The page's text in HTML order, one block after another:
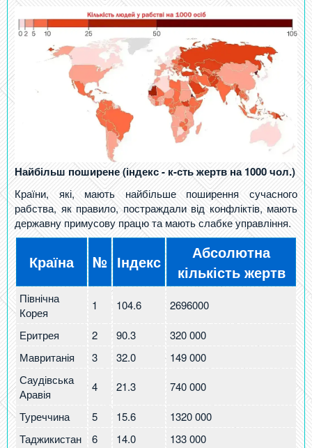
Найбільш поширене (індекс - к-сть жертв на 1000 чол.)
Країни, які, мають найбільше поширення сучасного
рабства, як правило, постраждали від конфліктів, мають
державну примусову працю та мають слабке управління.
Країна № Індекс
Абсолютна
кількість жертв
Північна
Корея
1 104.6 2696000
Еритрея 2 90.3
320 000
Мавританія
3 32.0
149 000
Саудівська
Аравія
4 21.3 740 000
Туреччина 5 15.6
1320 000
Таджикистан
6 14.0
133 000